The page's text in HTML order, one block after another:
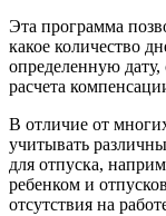
Эта программа
какое количество
определенную дату,
расчета
В отличие от
учитывать
для отпуска,
ребенком и
отсутствия на